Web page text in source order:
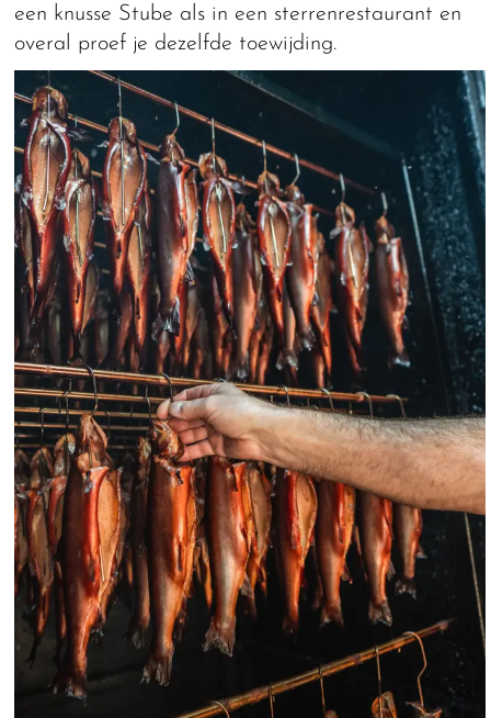
een knusse Stube als in een sterrenrestaurant en
overal proef je dezelfde toewijding.